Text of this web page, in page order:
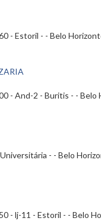
- Estoril - - Belo
- And-2 - Buritis - -
- - Belo
- lj-11 - Estoril - - Belo